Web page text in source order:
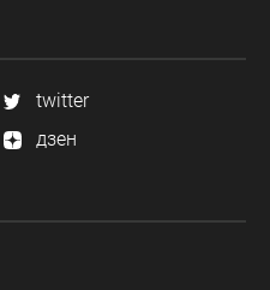
twitter
дзен